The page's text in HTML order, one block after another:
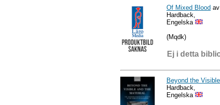
Of Mixed Blood
Hardback,
Engelska
(Mqdk)
Ej i detta
Beyond the
Hardback,
Engelska